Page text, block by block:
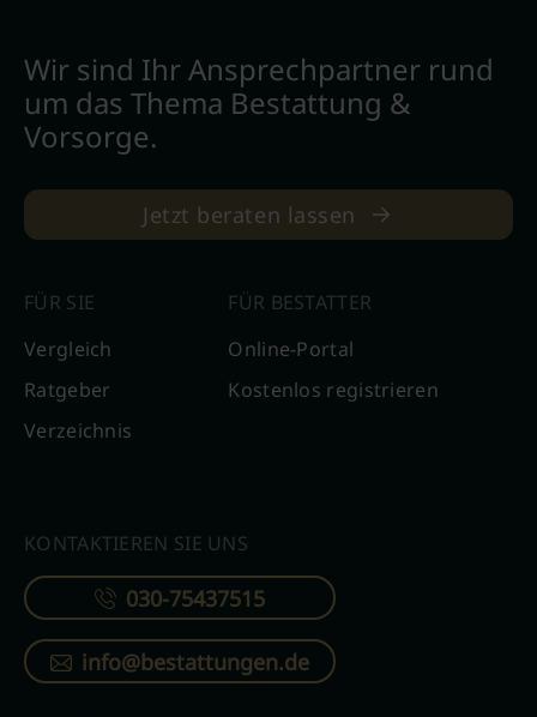
Wir sind Ihr Ansprechpartner rund
um das Thema Bestattung &
Vorsorge.
Jetzt beraten lassen
FÜR SIE
Vergleich
Ratgeber
Verzeichnis
FÜR BESTATTER
Online-Portal
Kostenlos registrieren
KONTAKTIEREN SIE UNS
030-75437515
info@bestattungen.de